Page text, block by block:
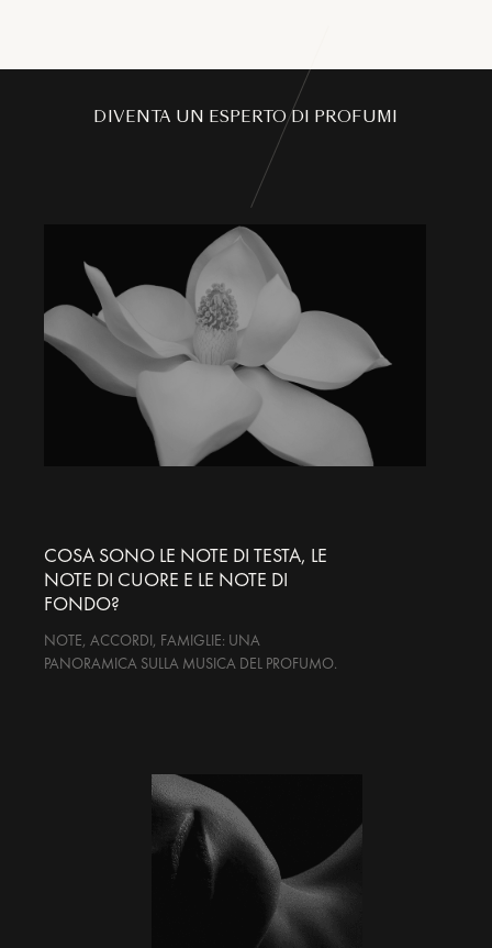
DIVENTA UN ESPERTO DI PROFUMI
COSA SONO LE NOTE DI TESTA, LE
NOTE DI CUORE E LE NOTE DI
FONDO?
NOTE, ACCORDI, FAMIGLIE: UNA
PANORAMICA SULLA MUSICA DEL PROFUMO.